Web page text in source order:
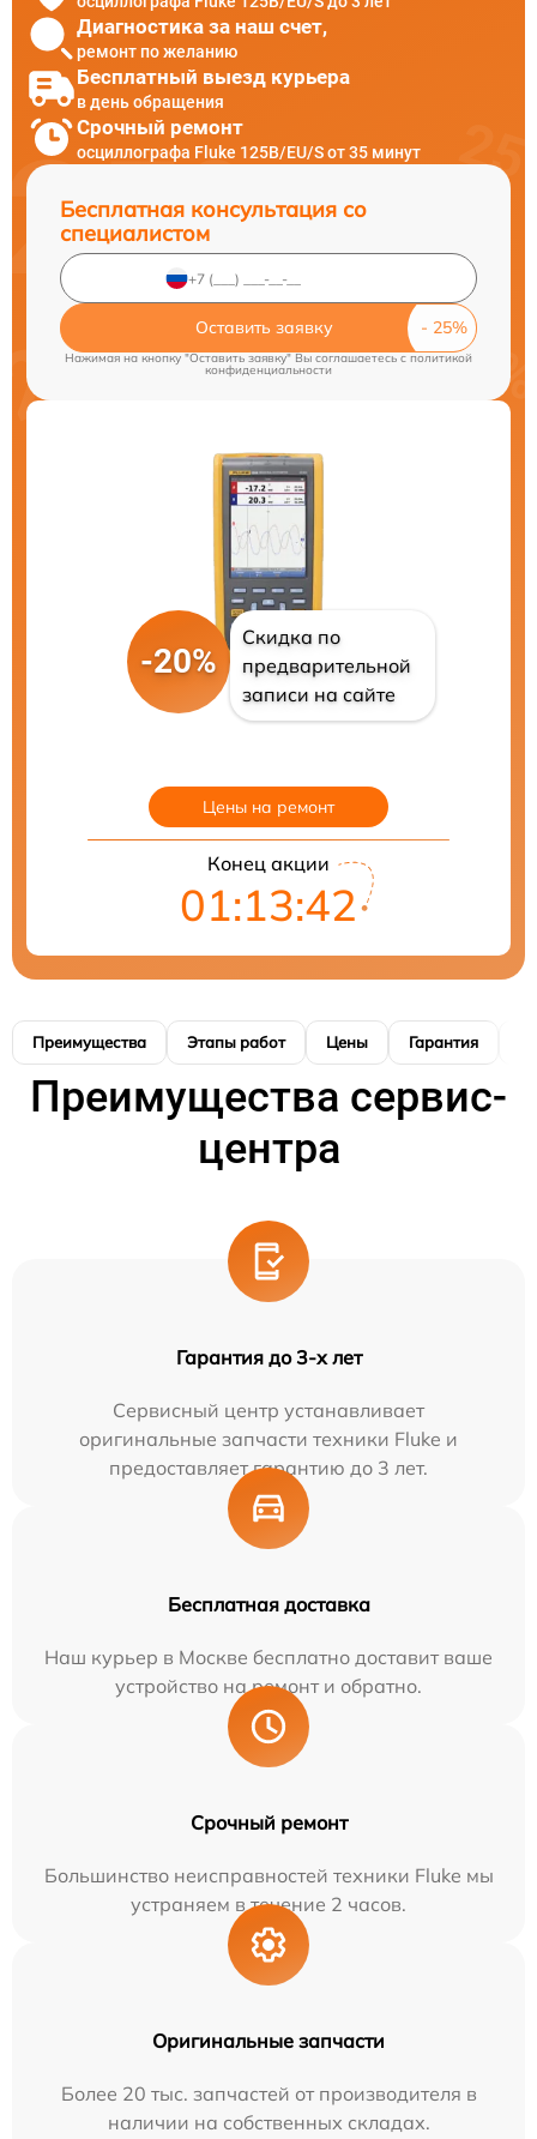
Диагностика за наш счет,
ремонт по желанию
Бесплатный выезд курьера
в день обращения
Срочный ремонт
осциллографа Fluke 125B/EU/S от 35 минут
Бесплатная консультация со
специалистом
Оставить заявку
Нажимая на кнопку "Оставить заявку" Вы соглашаетесь cполитикой
конфиденциальности
-20%
Скидка по
предварительной
записи на сайте
Цены на ремонт
Конец акции
01:13:41
Преимущества Этапы работ Цены Гарантия
Преимущества сервис-
центра
Гарантия до 3-х лет
Сервисный центр устанавливает
оригинальные запчасти техники Fluke и
предоставляет гарантию до 3 лет.
Бесплатная доставка
Наш курьер в Москве бесплатно доставит ваше
устройство на ремонт и обратно.
Срочный ремонт
Большинство неисправностей техники Fluke мы
устраняем в течение 2 часов.
Оригинальные запчасти
Более 20 тыс. запчастей от производителя в
наличии на собственных складах.